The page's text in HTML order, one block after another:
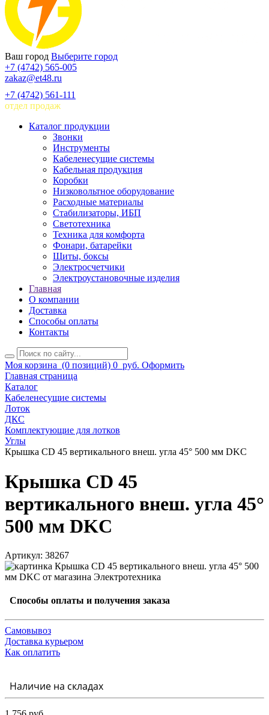
Ваш город Выберите город
+7 (4742) 565-005
zakaz@et48.ru
+7 (4742) 561-111
отдел продаж
Каталог продукции
Звонки
Инструменты
Кабеленесущие системы
Кабельная продукция
Коробки
Низковольтное оборудование
Расходные материалы
Стабилизаторы, ИБП
Светотехника
Техника для комфорта
Фонари, батарейки
Щиты, боксы
Электросчетчики
Электроустановочные изделия
Главная
О компании
Доставка
Способы оплаты
Контакты
Моя корзина (0 позиций) 0 руб. Оформить
Главная страница
Каталог
Кабеленесущие системы
Лоток
ДКС
Комплектующие для лотков
Углы
Крышка CD 45 вертикального внеш. угла 45° 500 мм DKC
Крышка CD 45
вертикального внеш. угла 45°
500 мм DKC
Артикул: 38267
Способы оплаты и получения заказа
Самовывоз
Доставка курьером
Как оплатить
Наличие на складах